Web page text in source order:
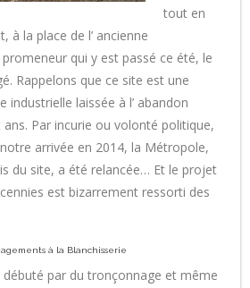
tout en
à la place de l’ ancienne
qui y est passé ce été, le
Rappelons que ce site est une
industrielle laissée à l’ abandon
Par incurie ou volonté politique,
arrivée en 2014, la Métropole,
du site, a été relancée… Et le projet
est bizarrement ressorti des
à la Blanchisserie
par du tronçonnage et même